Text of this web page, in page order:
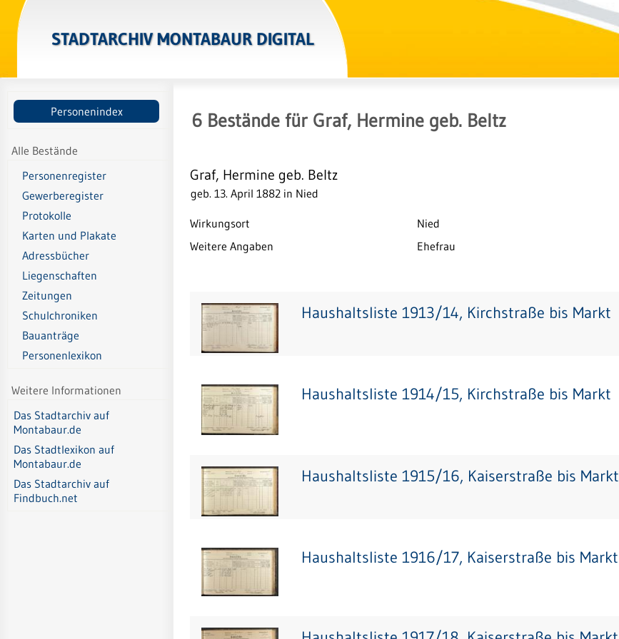
STADTARCHIV MONTABAUR DIGITAL
Personenindex
Alle Bestände
Personenregister
Gewerberegister
Protokolle
Karten und Plakate
Adressbücher
Liegenschaften
Zeitungen
Schulchroniken
Bauanträge
Personenlexikon
Weitere Informationen
Das Stadtarchiv auf
Montabaur.de
Das Stadtlexikon auf
Montabaur.de
Das Stadtarchiv auf
Findbuch.net
6 Bestände für Graf, Hermine geb. Beltz
Graf, Hermine geb. Beltz
geb. 13. April 1882 in Nied
Wirkungsort
Nied
Weitere Angaben
Ehefrau
Haushaltsliste 1913/14, Kirchstraße bis Markt
Haushaltsliste 1914/15, Kirchstraße bis Markt
Haushaltsliste 1915/16, Kaiserstraße bis Markt
Haushaltsliste 1916/17, Kaiserstraße bis Markt